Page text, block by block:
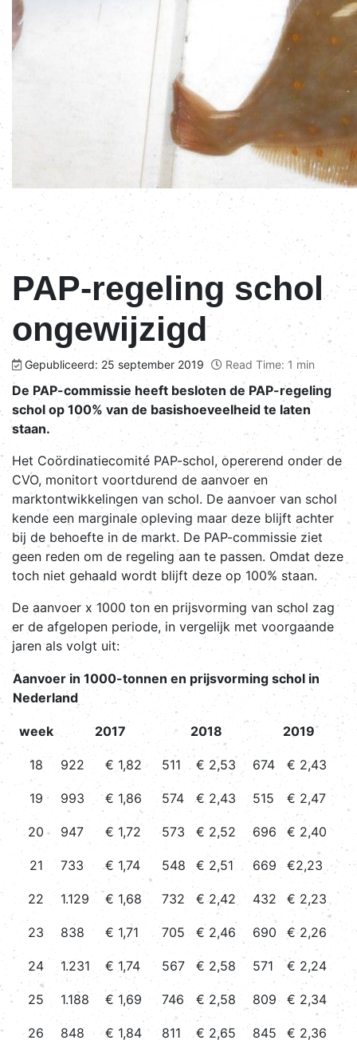
PAP-regeling schol
ongewijzigd
Gepubliceerd: 25 september 2019 Read Time: 1 min
De PAP-commissie heeft besloten de PAP-regeling
schol op 100% van de basishoeveelheid te laten
staan.
Het Coördinatiecomité PAP-schol, opererend onder de
CVO, monitort voortdurend de aanvoer en
marktontwikkelingen van schol. De aanvoer van schol
kende een marginale opleving maar deze blijft achter
bij de behoefte in de markt. De PAP-commissie ziet
geen reden om de regeling aan te passen. Omdat deze
toch niet gehaald wordt blijft deze op 100% staan.
De aanvoer x 1000 ton en prijsvorming van schol zag
er de afgelopen periode, in vergelijk met voorgaande
jaren als volgt uit:
Aanvoer in 1000-tonnen en prijsvorming schol in
Nederland
week 2017 2018 2019
18 922 € 1,82 511 € 2,53 674 € 2,43
19 993 € 1,86 574 € 2,43 515 € 2,47
20 947 € 1,72 573 € 2,52 696 € 2,40
21 733 € 1,74 548 € 2,51 669 €2,23
22 1.129 € 1,68 732 € 2,42 432 € 2,23
23 838 € 1,71 705 € 2,46 690 € 2,26
24 1.231 € 1,74 567 € 2,58 571 € 2,24
25 1.188 € 1,69 746 € 2,58 809 € 2,34
26 848 € 1,84 811 € 2,65 845 € 2,36